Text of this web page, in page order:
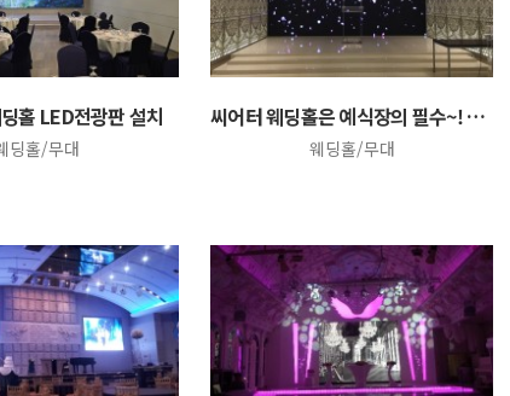
홀 LED전광판 설치
딩홀/무대
씨어터 웨딩홀은 예식장의 필수~! LED스크린 영상과 …
웨딩홀/무대